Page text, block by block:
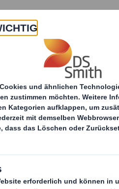
Produkte & Service
Industrieverpackungen